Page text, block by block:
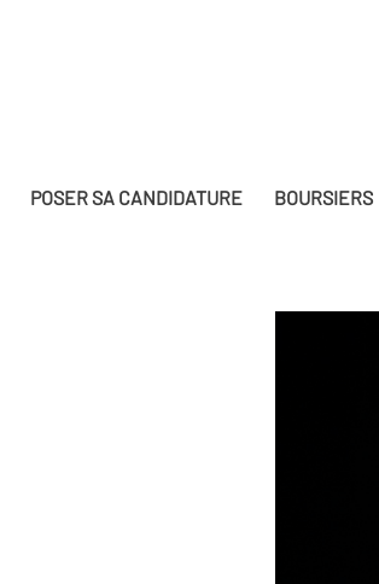
POSER SA CANDIDATURE BOURSIERS